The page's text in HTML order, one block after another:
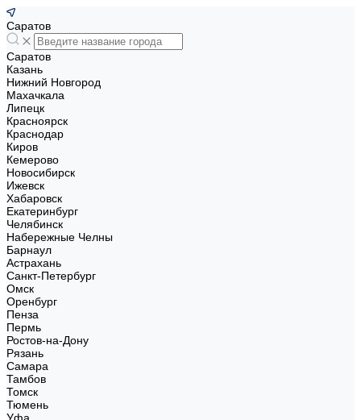
Саратов
Саратов
Казань
Нижний Новгород
Махачкала
Липецк
Красноярск
Краснодар
Киров
Кемерово
Новосибирск
Ижевск
Хабаровск
Екатеринбург
Челябинск
Набережные Челны
Барнаул
Астрахань
Санкт-Петербург
Омск
Оренбург
Пенза
Пермь
Ростов-на-Дону
Рязань
Самара
Тамбов
Томск
Тюмень